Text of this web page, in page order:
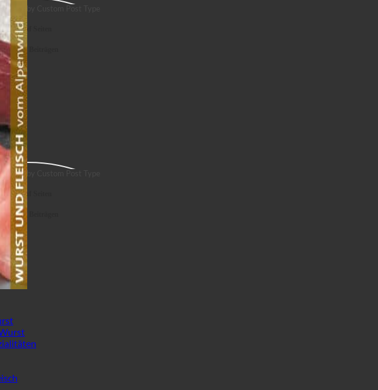
Filter by Custom Post Type
Suche auf Seiten
Suche in Beiträgen
Filter by Custom Post Type
Suche auf Seiten
Suche in Beiträgen